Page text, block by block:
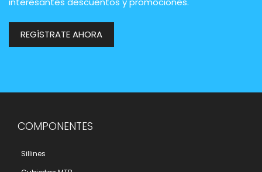
REGÍSTRATE AHORA
COMPONENTES
Sillines